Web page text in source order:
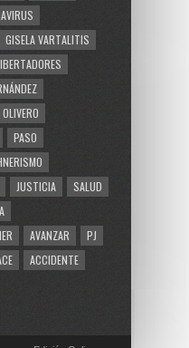
GISELA VARTALITIS
PASO
JUSTICIA
SALUD
AVANZAR
PJ
ACCIDENTE